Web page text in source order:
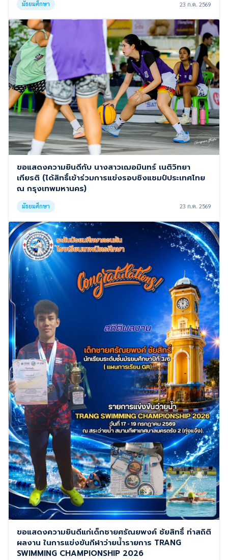
มัธยมศึกษา 23 ก.ค. 2569
ขอแสดงความยินดีกับ นางสาวเฌอมินทร์ เนติวิทยา
เกียรติ (ได้สิทธิ์เข้าร่วมการแข่งรอบชิงแชมป์ประเทศไทย
ณ กรุงเทพมหานคร)
มัธยมศึกษา 23 ก.ค. 2569
ขอแสดงความยินดีแก่เด็กชายศรัณยพงค์ ชัยสิทธิ์ ทำสถิติ
ผลงาน ในการแข่งขันกีฬาว่ายน้ำรายการ TRANG
SWIMMING CHAMPIONSHIP 2026